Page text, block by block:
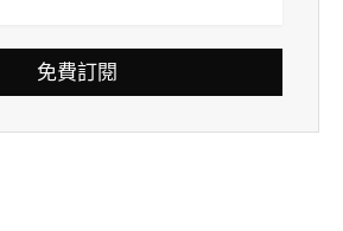
免費訂閱